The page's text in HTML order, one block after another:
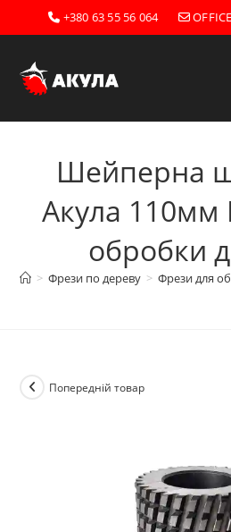
Перейти
до
+380 63 55 56 064
Шейперна
Акула 110мм
обробки
> Фрези по дереву > Фрези для
Попередній товар